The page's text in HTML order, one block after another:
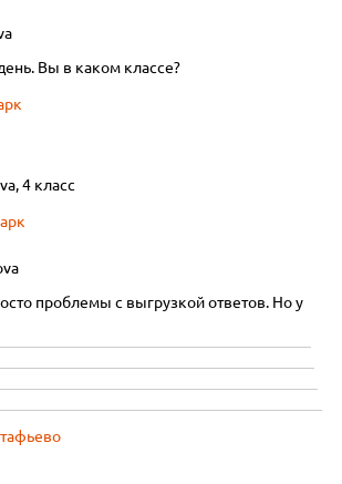
Вы в каком классе?
4 класс
проблемы с выгрузкой ответов. Но у